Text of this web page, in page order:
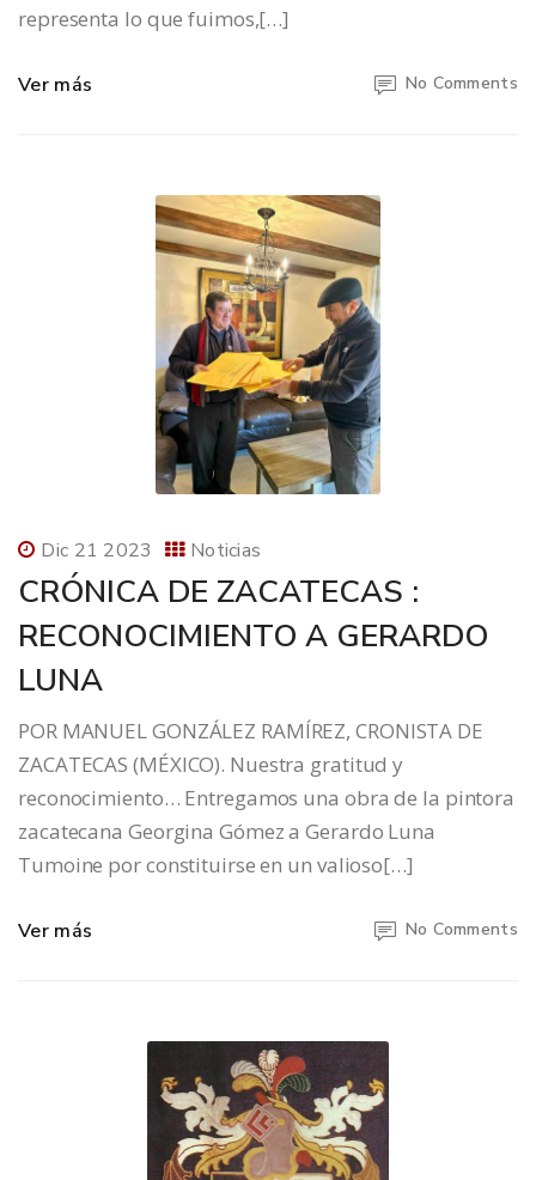
representa lo que fuimos,[…]
Ver más No Comments
Dic 21 2023 Noticias
CRÓNICA DE ZACATECAS :
RECONOCIMIENTO A GERARDO
LUNA
POR MANUEL GONZÁLEZ RAMÍREZ, CRONISTA DE
ZACATECAS (MÉXICO). Nuestra gratitud y
reconocimiento… Entregamos una obra de la pintora
zacatecana Georgina Gómez a Gerardo Luna
Tumoine por constituirse en un valioso[…]
Ver más No Comments